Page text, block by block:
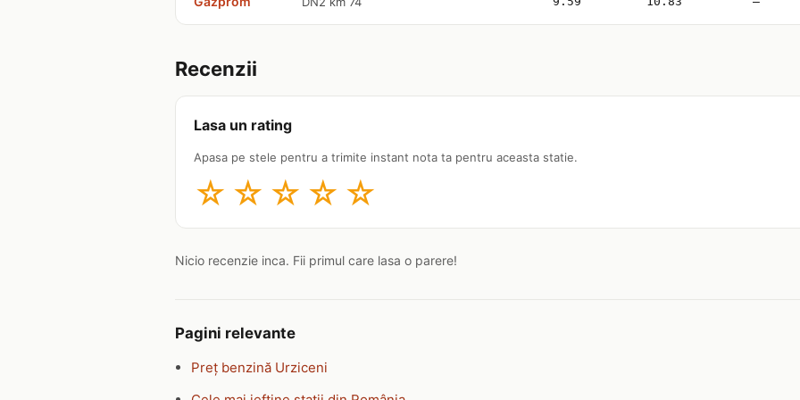
Recenzii
Lasa un rating
Apasa pe stele pentru a trimite instant nota ta pentru aceasta statie.
☆ ☆ ☆ ☆ ☆
Nicio recenzie inca. Fii primul care lasa o parere!
Pagini relevante
Preț benzină Urziceni